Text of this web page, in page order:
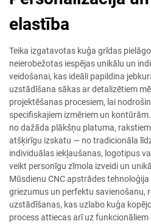
elastība
Teika izgatavotas kuģa grīdas
neierobežotas iespējas unikālu un
veidošanai, kas ideāli papildina
uzstādīšana sākas ar detalizētiem
projektēšanas procesiem, lai
specifiskajiem izmēriem un
no dažāda plākšņu platuma,
atšķirīgu izskatu — no tradicionāla
individuālas iekļaušanas, logotipus
veikt personīgu zīmola izveidi un
Mūsdienu CNC apstrādes
griezumus un perfektu savienošanu,
uzstādīšanas, kas uzlabo kuģa
process attiecas arī uz funkcionāliem